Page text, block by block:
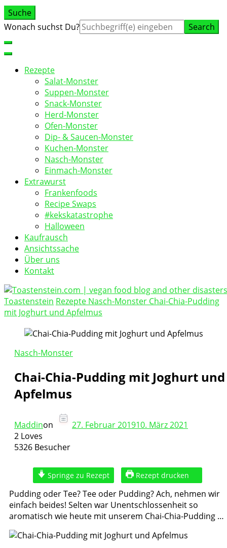
Suche
Suche
Wonach suchst Du?
Rezepte
Salat-Monster
Suppen-Monster
Snack-Monster
Herd-Monster
Ofen-Monster
Dip- & Saucen-Monster
Kuchen-Monster
Nasch-Monster
Einmach-Monster
Extrawurst
Frankenfoods
Recipe Swaps
#kekskatastrophe
Halloween
Kaufrausch
Ansichtssache
Über uns
Kontakt
Toastenstein.com
vegan food blog
Toastenstein Rezepte Nasch-Monster Chai-Chia-Pudding
mit Joghurt und Apfelmus
Nasch-Monster
Chai-Chia-Pudding mit Joghurt und
Apfelmus
Maddinon 27. Februar 201910. März 2021
2 Loves
5326 Besucher
Springe zu Rezept Rezept drucken
Pudding oder Tee? Tee oder Pudding? Ach, nehmen wir
einfach beides! Selten war Unentschlossenheit so
aromatisch wie heute mit unserem Chai-Chia-Pudding …